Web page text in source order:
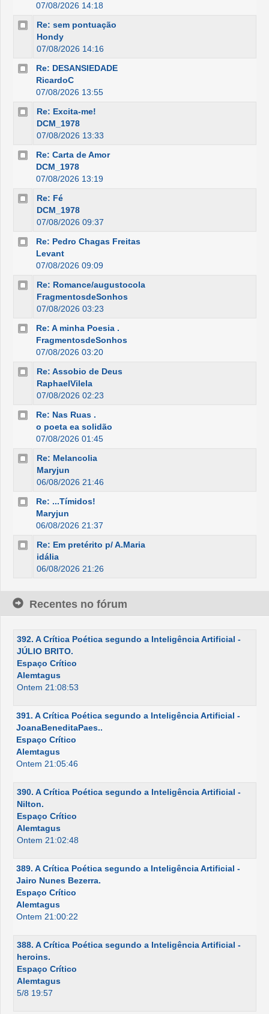
07/08/2026 14:18
Re: sem pontuação
Hondy
07/08/2026 14:16
Re: DESANSIEDADE
RicardoC
07/08/2026 13:55
Re: Excita-me!
DCM_1978
07/08/2026 13:33
Re: Carta de Amor
DCM_1978
07/08/2026 13:19
Re: Fé
DCM_1978
07/08/2026 09:37
Re: Pedro Chagas Freitas
Levant
07/08/2026 09:09
Re: Romance/augustocola
FragmentosdeSonhos
07/08/2026 03:23
Re: A minha Poesia .
FragmentosdeSonhos
07/08/2026 03:20
Re: Assobio de Deus
RaphaelVilela
07/08/2026 02:23
Re: Nas Ruas .
o poeta ea solidão
07/08/2026 01:45
Re: Melancolia
Maryjun
06/08/2026 21:46
Re: ...Tímidos!
Maryjun
06/08/2026 21:37
Re: Em pretérito p/ A.Maria
idália
06/08/2026 21:26
Recentes no fórum
392. A Crítica Poética segundo a Inteligência Artificial -
JÚLIO BRITO.
Espaço Crítico
Alemtagus
Ontem 21:08:53
391. A Crítica Poética segundo a Inteligência Artificial -
JoanaBeneditaPaes..
Espaço Crítico
Alemtagus
Ontem 21:05:46
390. A Crítica Poética segundo a Inteligência Artificial -
Nilton.
Espaço Crítico
Alemtagus
Ontem 21:02:48
389. A Crítica Poética segundo a Inteligência Artificial -
Jairo Nunes Bezerra.
Espaço Crítico
Alemtagus
Ontem 21:00:22
388. A Crítica Poética segundo a Inteligência Artificial -
heroins.
Espaço Crítico
Alemtagus
5/8 19:57